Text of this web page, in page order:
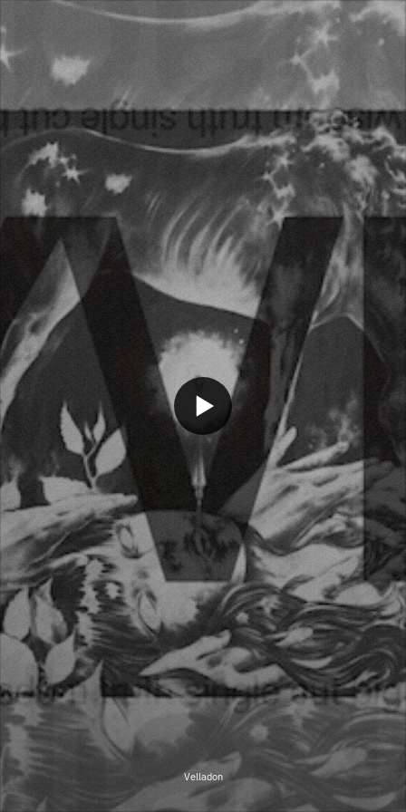
Velladon